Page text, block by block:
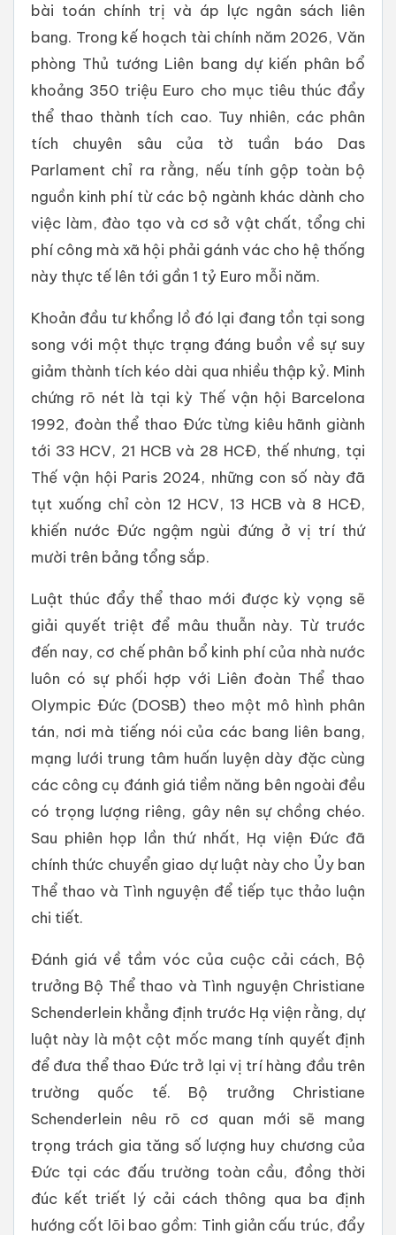
bài toán chính trị và áp lực ngân sách liên
bang. Trong kế hoạch tài chính năm 2026, Văn
phòng Thủ tướng Liên bang dự kiến phân bổ
khoảng 350 triệu Euro cho mục tiêu thúc đẩy
thể thao thành tích cao. Tuy nhiên, các phân
tích chuyên sâu của tờ tuần báo Das
Parlament chỉ ra rằng, nếu tính gộp toàn bộ
nguồn kinh phí từ các bộ ngành khác dành cho
việc làm, đào tạo và cơ sở vật chất, tổng chi
phí công mà xã hội phải gánh vác cho hệ thống
này thực tế lên tới gần 1 tỷ Euro mỗi năm.
Khoản đầu tư khổng lồ đó lại đang tồn tại song
song với một thực trạng đáng buồn về sự suy
giảm thành tích kéo dài qua nhiều thập kỷ. Minh
chứng rõ nét là tại kỳ Thế vận hội Barcelona
1992, đoàn thể thao Đức từng kiêu hãnh giành
tới 33 HCV, 21 HCB và 28 HCĐ, thế nhưng, tại
Thế vận hội Paris 2024, những con số này đã
tụt xuống chỉ còn 12 HCV, 13 HCB và 8 HCĐ,
khiến nước Đức ngậm ngùi đứng ở vị trí thứ
mười trên bảng tổng sắp.
Luật thúc đẩy thể thao mới được kỳ vọng sẽ
giải quyết triệt để mâu thuẫn này. Từ trước
đến nay, cơ chế phân bổ kinh phí của nhà nước
luôn có sự phối hợp với Liên đoàn Thể thao
Olympic Đức (DOSB) theo một mô hình phân
tán, nơi mà tiếng nói của các bang liên bang,
mạng lưới trung tâm huấn luyện dày đặc cùng
các công cụ đánh giá tiềm năng bên ngoài đều
có trọng lượng riêng, gây nên sự chồng chéo.
Sau phiên họp lần thứ nhất, Hạ viện Đức đã
chính thức chuyển giao dự luật này cho Ủy ban
Thể thao và Tình nguyện để tiếp tục thảo luận
chi tiết.
Đánh giá về tầm vóc của cuộc cải cách, Bộ
trưởng Bộ Thể thao và Tình nguyện Christiane
Schenderlein khẳng định trước Hạ viện rằng, dự
luật này là một cột mốc mang tính quyết định
để đưa thể thao Đức trở lại vị trí hàng đầu trên
trường quốc tế. Bộ trưởng Christiane
Schenderlein nêu rõ cơ quan mới sẽ mang
trọng trách gia tăng số lượng huy chương của
Đức tại các đấu trường toàn cầu, đồng thời
đúc kết triết lý cải cách thông qua ba định
hướng cốt lõi bao gồm: Tinh giản cấu trúc, đẩy